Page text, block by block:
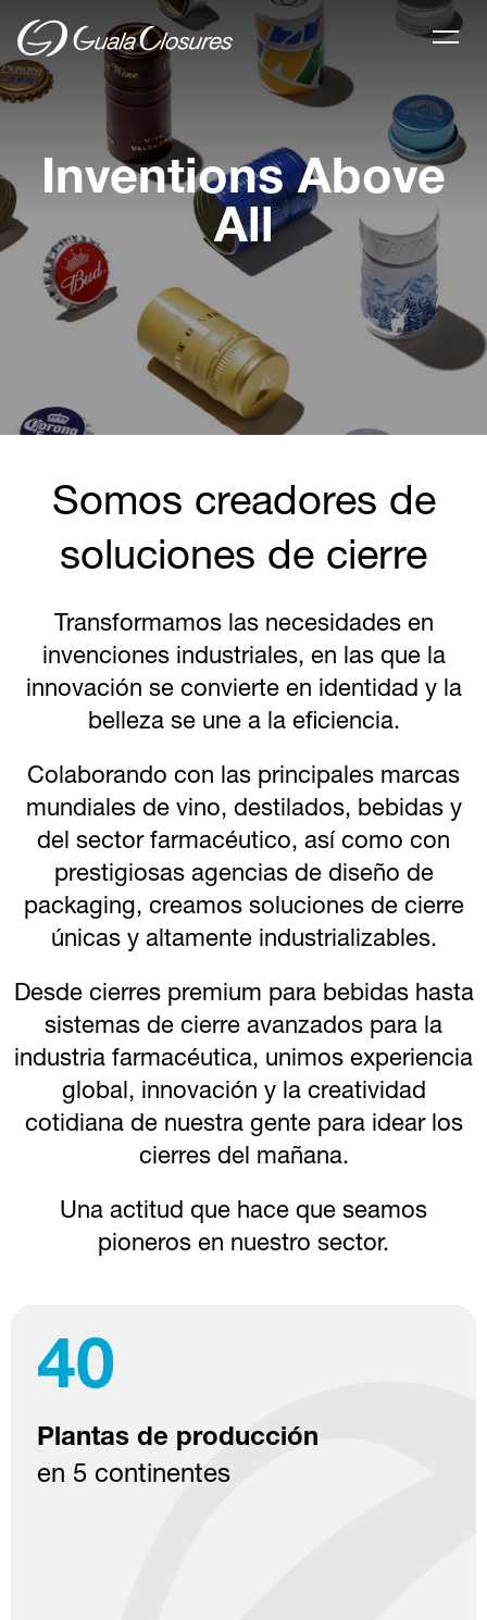
Inventions Above
All
Somos creadores de
soluciones de cierre
Transformamos las necesidades en
invenciones industriales, en las que la
innovación se convierte en identidad y la
belleza se une a la eficiencia.
Colaborando con las principales marcas
mundiales de vino, destilados, bebidas y
del sector farmacéutico, así como con
prestigiosas agencias de diseño de
packaging, creamos soluciones de cierre
únicas y altamente industrializables.
Desde cierres premium para bebidas hasta
sistemas de cierre avanzados para la
industria farmacéutica, unimos experiencia
global, innovación y la creatividad
cotidiana de nuestra gente para idear los
cierres del mañana.
Una actitud que hace que seamos
pioneros en nuestro sector.
40
Plantas de producción
en 5 continentes